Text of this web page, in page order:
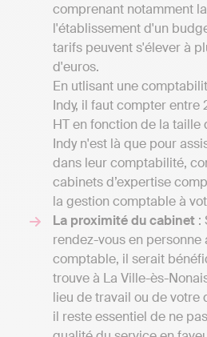
comprenant notamment
l'établissement d'un
tarifs peuvent s'élever à
d'euros.
En utlisant une
Indy, il faut compter
HT en fonction de la
Indy n'est là que pour
dans leur comptabilité,
cabinets d’expertise
la gestion comptable à
La proximité du cabinet :
rendez-vous en
comptable, il serait
trouve à La Ville-ès-
lieu de travail ou de votre
il reste essentiel de ne